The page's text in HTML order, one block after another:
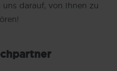
darauf, von Ihnen zu